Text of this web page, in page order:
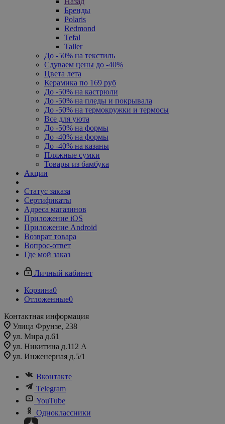
Бренды
Polaris
Redmond
Tefal
Taller
До -50% на текстиль
Сдуваем цены до -40%
Цвета лета
Керамика по 169 руб
До -50% на кастрюли
До -50% на пледы и покрывала
До -50% на термокружки и термосы
Все для уюта
До -50% на формы
До -40% на формы
До -40% на казаны
Пляжные сумки
Товары из бамбука
Акции
Статус заказа
Сертификаты
Адреса магазинов
Приложение iOS
Приложение Android
Возврат товара
Вопрос-ответ
Где мой заказ
Личный кабинет
Корзина0
Отложенные0
Контактная информация
Улица Фрунзе, 238​
ул. Мира д.61
ул. Никитина д.112 А
ул. Инженерная д.5/1
Вконтакте
Telegram
YouTube
Одноклассники